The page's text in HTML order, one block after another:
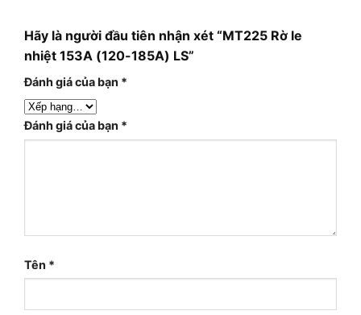
Hãy là người đầu tiên nhận xét “MT225 Rờ le
nhiệt 153A (120-185A) LS”
Đánh giá của bạn *
Đánh giá của bạn *
Tên *